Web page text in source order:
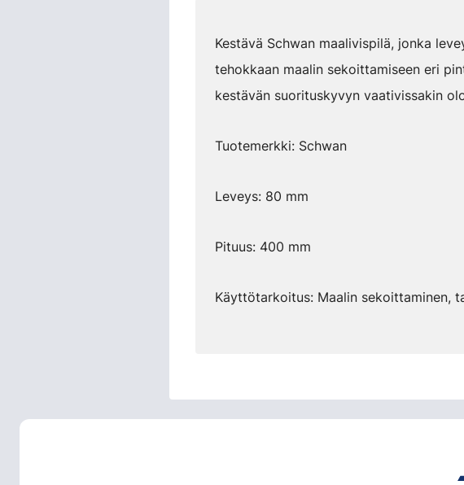
Kestävä Schwan maalivispilä, jonka
tehokkaan maalin sekoittamiseen eri
kestävän suorituskyvyn vaativissakin
Tuotemerkki: Schwan
Leveys: 80 mm
Pituus: 400 mm
Käyttötarkoitus: Maalin sekoittaminen,